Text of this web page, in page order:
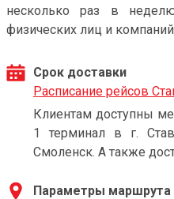
несколько раз в
физических лиц и
Срок доставки
Расписание рейсов
Клиентам доступны
1 терминал в г.
Смоленск. А также
Параметры